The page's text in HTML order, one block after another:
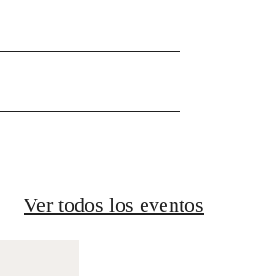
Ver todos los eventos